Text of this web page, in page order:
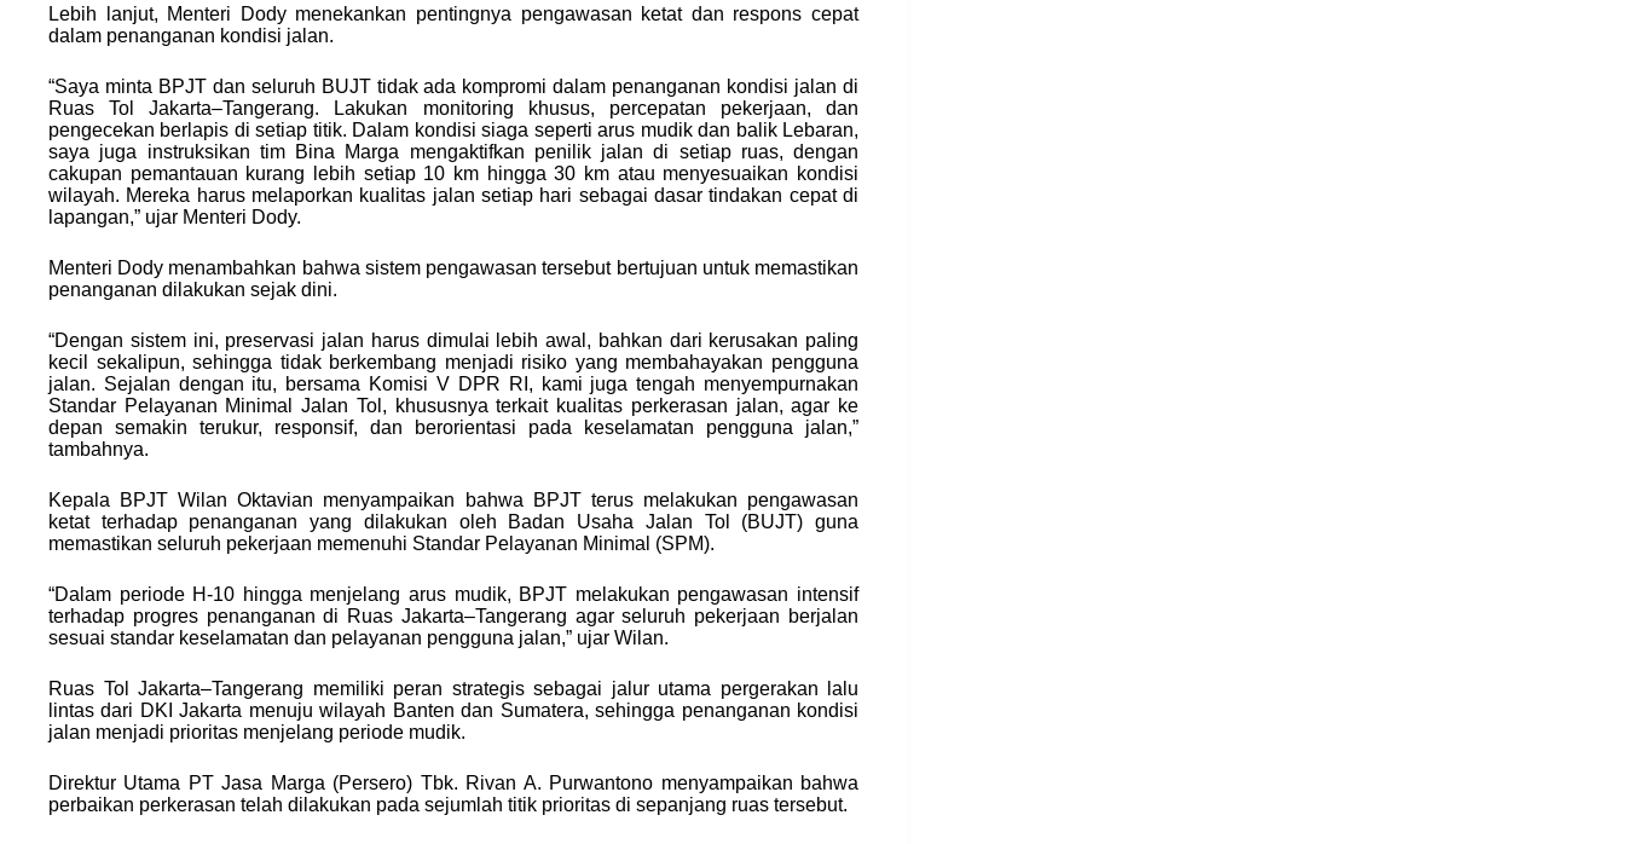
Lebih lanjut, Menteri Dody menekankan pentingnya pengawasan ketat dan respons cepat
dalam penanganan kondisi jalan.
“Saya minta BPJT dan seluruh BUJT tidak ada kompromi dalam penanganan kondisi jalan di
Ruas Tol Jakarta–Tangerang. Lakukan monitoring khusus, percepatan pekerjaan, dan
pengecekan berlapis di setiap titik. Dalam kondisi siaga seperti arus mudik dan balik Lebaran,
saya juga instruksikan tim Bina Marga mengaktifkan penilik jalan di setiap ruas, dengan
cakupan pemantauan kurang lebih setiap 10 km hingga 30 km atau menyesuaikan kondisi
wilayah. Mereka harus melaporkan kualitas jalan setiap hari sebagai dasar tindakan cepat di
lapangan,” ujar Menteri Dody.
Menteri Dody menambahkan bahwa sistem pengawasan tersebut bertujuan untuk memastikan
penanganan dilakukan sejak dini.
“Dengan sistem ini, preservasi jalan harus dimulai lebih awal, bahkan dari kerusakan paling
kecil sekalipun, sehingga tidak berkembang menjadi risiko yang membahayakan pengguna
jalan. Sejalan dengan itu, bersama Komisi V DPR RI, kami juga tengah menyempurnakan
Standar Pelayanan Minimal Jalan Tol, khususnya terkait kualitas perkerasan jalan, agar ke
depan semakin terukur, responsif, dan berorientasi pada keselamatan pengguna jalan,”
tambahnya.
Kepala BPJT Wilan Oktavian menyampaikan bahwa BPJT terus melakukan pengawasan
ketat terhadap penanganan yang dilakukan oleh Badan Usaha Jalan Tol (BUJT) guna
memastikan seluruh pekerjaan memenuhi Standar Pelayanan Minimal (SPM).
“Dalam periode H-10 hingga menjelang arus mudik, BPJT melakukan pengawasan intensif
terhadap progres penanganan di Ruas Jakarta–Tangerang agar seluruh pekerjaan berjalan
sesuai standar keselamatan dan pelayanan pengguna jalan,” ujar Wilan.
Ruas Tol Jakarta–Tangerang memiliki peran strategis sebagai jalur utama pergerakan lalu
lintas dari DKI Jakarta menuju wilayah Banten dan Sumatera, sehingga penanganan kondisi
jalan menjadi prioritas menjelang periode mudik.
Direktur Utama PT Jasa Marga (Persero) Tbk. Rivan A. Purwantono menyampaikan bahwa
perbaikan perkerasan telah dilakukan pada sejumlah titik prioritas di sepanjang ruas tersebut.